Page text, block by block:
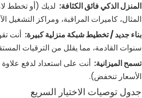
المنزل الذكي فائق الكثافة:
المثال، كاميرات المراقبة، ومراكز التشغيل
بناء جديد / تخطيط شبكة منزلية كبيرة:
سنوات القادمة، مما يقلل من الترقيات
تسمح الميزانية:
الأسعار تنخفض).
جدول توصيات الاختيار السريع